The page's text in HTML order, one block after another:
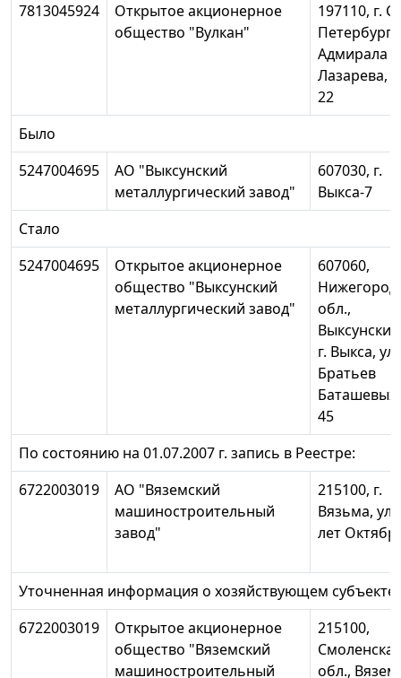
7813045924
Открытое акционерное
общество "Вулкан"
197110, г.
Петербург,
Адмирала
Лазарева,
22
Было
5247004695
АО "Выксунский
металлургический завод"
607030, г.
Выкса-7
Стало
5247004695
Открытое акционерное
общество "Выксунский
металлургический завод"
607060,
обл.,
г. Выкса, ул.
Братьев
45
По состоянию на 01.07.2007 г. запись в Реестре:
6722003019
АО "Вяземский
машиностроительный
завод"
215100, г.
Вязьма, ул.
лет
Уточненная информация о хозяйствующем субъекте:
6722003019
Открытое акционерное
общество "Вяземский
машиностроительный
215100,
Смоленская
обл.,